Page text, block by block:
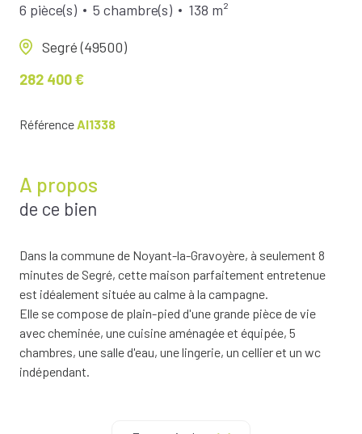
6 pièce(s)
5 chambre(s) 138 m²
Segré (49500)
282 400 €
RéférenceAI1338
A propos
de ce bien
Dans la commune de Noyant-la-Gravoyère, à seulement 8
minutes de Segré, cette maison parfaitement entretenue
est idéalement située au calme à la campagne.
Elle se compose de plain-pied d'une grande pièce de vie
avec cheminée, une cuisine aménagée et équipée, 5
chambres, une salle d'eau, une lingerie, un cellier et un wc
indépendant.
un abri de jardin, un chalet en bois et un ancien puits.